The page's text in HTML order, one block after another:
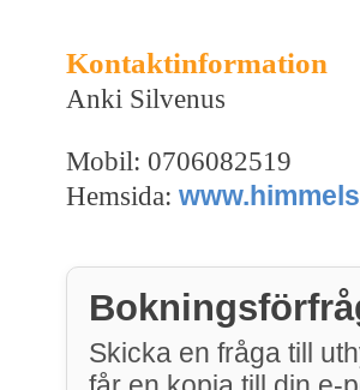
Kontaktinformation
Anki Silvenus
Mobil: 0706082519
Hemsida:
Skicka en fråga till